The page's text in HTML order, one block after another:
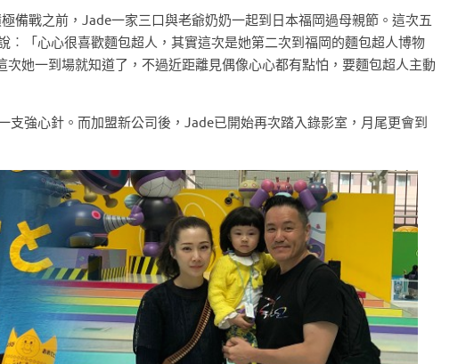
備戰之前，Jade一家三口與老爺奶奶一起到日本福岡過母親節。這次五
︰「心心很喜歡麵包超人，其實這次是她第二次到福岡的麵包超人博物
她一到場就知道了，不過近距離見偶像心心都有點怕，要麵包超人主動
支強心針。而加盟新公司後，Jade已開始再次踏入錄影室，月尾更會到